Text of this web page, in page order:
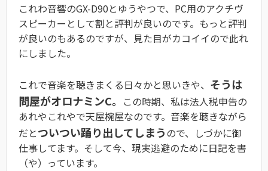
これわ音響のGX-D90とゆうやつで、PC用のアクチヴ
スピーカーとして割と評判が良いのです。もっと評判
が良いのもあるのですが、見た目がカコイイので此れ
にしました。
これで音楽を聴きまくる日々かと思いきや、 そうは
問屋がオロナミンC。 この時期、私は法人税申告の
あれやこれやで天屋椀屋なのです。音楽を聴きながら
だとついつい踊り出してしまう ので、しづかに御
仕事してます。そして今、現実逃避のために日記を書
（や）っています。